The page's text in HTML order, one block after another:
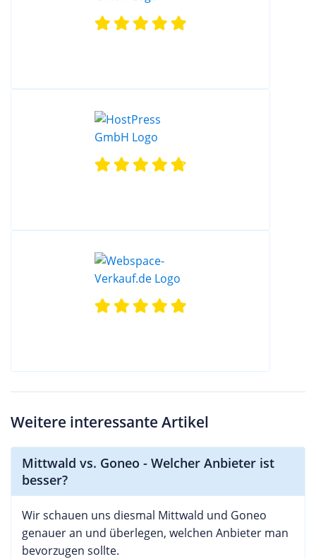
Weitere interessante Artikel
Mittwald vs. Goneo - Welcher Anbieter ist
besser?
Wir schauen uns diesmal Mittwald und Goneo
genauer an und überlegen, welchen Anbieter man
bevorzugen sollte.